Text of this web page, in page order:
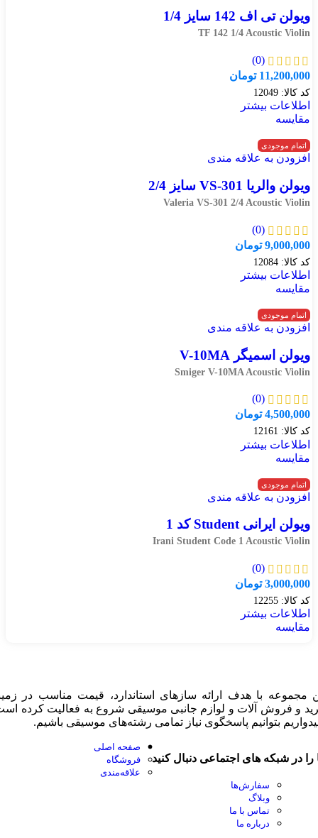
ویولن تی اف 142 سایز 1/4
TF 142 1/4 Acoustic Violin
(0)
11,200,000 تومان
کد کالا: 12049
اطلاعات بیشتر
مقایسه
اتمام موجودی
افزودن به علاقه مندی
ویولن والریا VS-301 سایز 2/4
Valeria VS-301 2/4 Acoustic Violin
(0)
9,000,000 تومان
کد کالا: 12084
اطلاعات بیشتر
مقایسه
اتمام موجودی
افزودن به علاقه مندی
ویولن اسمیگر V-10MA
Smiger V-10MA Acoustic Violin
(0)
4,500,000 تومان
کد کالا: 12161
اطلاعات بیشتر
مقایسه
اتمام موجودی
افزودن به علاقه مندی
ویولن ایرانی Student کد 1
Irani Student Code 1 Acoustic Violin
(0)
3,000,000 تومان
کد کالا: 12255
اطلاعات بیشتر
مقایسه
مجموعه با هدف ارائه سازهای استاندارد، قیمت مناسب در
و فروش آلات و لوازم جانبی موسیقی شروع به فعالیت کرده
بتوانیم پاسخگوی نیاز تمامی رشته‌های موسیقی باشیم.
را در شبکه های اجتماعی دنبال کنید
صفحه اصلی
فروشگاه
علاقه‌مندی
سفارش‌ها
وبلاگ
تماس با ما
درباره ما